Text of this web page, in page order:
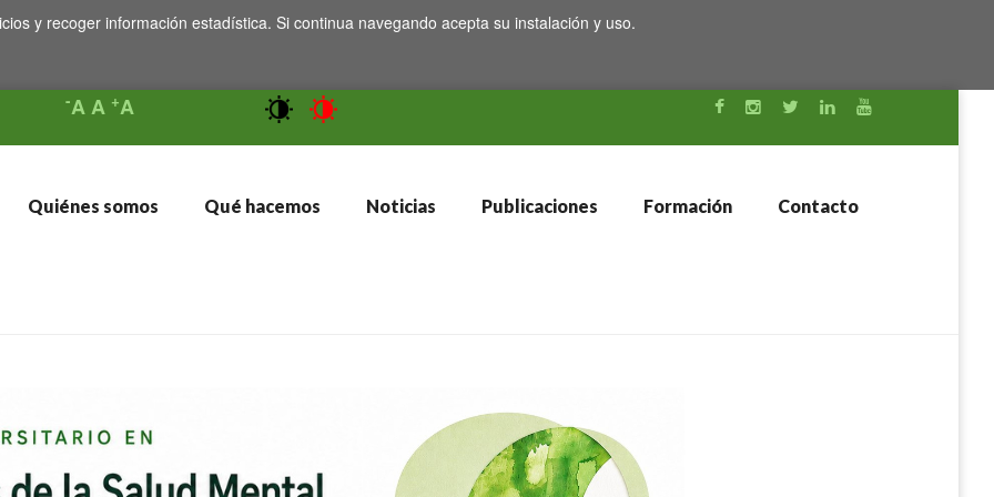
y recoger información estadística. Si continua navegando acepta su instalación y uso.
-AA +A
Quiénes somos Qué hacemos Noticias Publicaciones Formación Contacto